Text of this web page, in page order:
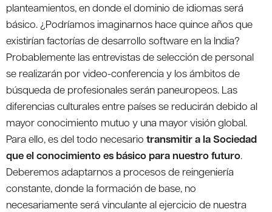
planteamientos, en donde el dominio de idiomas será
básico. ¿Podríamos imaginarnos hace quince años que
existirían factorías de desarrollo software en la India?
Probablemente las entrevistas de selección de personal
se realizarán por video-conferencia y los ámbitos de
búsqueda de profesionales serán paneuropeos. Las
diferencias culturales entre países se reducirán debido al
mayor conocimiento mutuo y una mayor visión global.
Para ello, es del todo necesario transmitir a la Sociedad
que el conocimiento es básico para nuestro futuro.
Deberemos adaptarnos a procesos de reingeniería
constante, donde la formación de base, no
necesariamente será vinculante al ejercicio de nuestra